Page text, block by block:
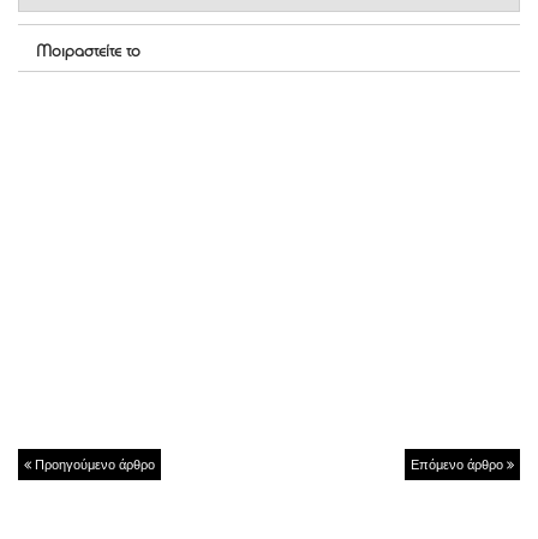
Μοιραστείτε το
Προηγούμενο άρθρο Επόμενο άρθρο